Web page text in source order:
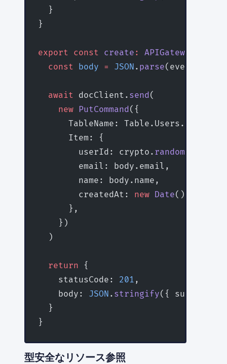
  }
}
export const create :
  const
body = JSON . parse(event.body
  await
docClient. send(
    new
PutCommand({
TableName:
      Item: {
        userId: crypto.
randomUUID
        email: body.email,
        name: body.name,
        createdAt:
new Date().
      },
    })
  )
  return
{
    statusCode:
201 ,
    body:
JSON . stringify({ success:
  }
}
型安全なリソース参照